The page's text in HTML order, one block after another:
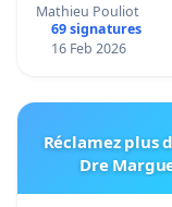
Mathieu Pouliot
69 signatures
16 Feb 2026
Réclamez plus
Dre